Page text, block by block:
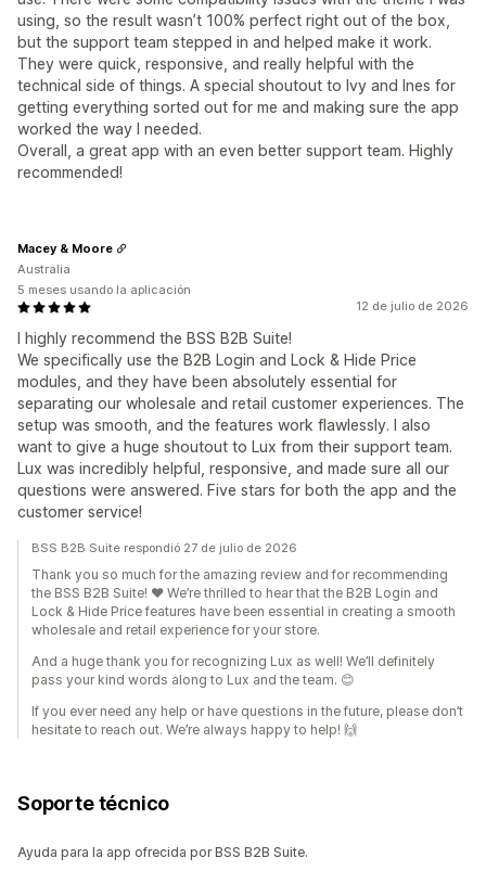
using, so the result wasn’t 100% perfect right out of the box,
but the support team stepped in and helped make it work.
They were quick, responsive, and really helpful with the
technical side of things. A special shoutout to Ivy and Ines for
getting everything sorted out for me and making sure the app
worked the way I needed.
Overall, a great app with an even better support team. Highly
recommended!
12 de julio de 2026
I highly recommend the BSS B2B Suite!
We specifically use the B2B Login and Lock & Hide Price
modules, and they have been absolutely essential for
separating our wholesale and retail customer experiences. The
setup was smooth, and the features work flawlessly. I also
want to give a huge shoutout to Lux from their support team.
Lux was incredibly helpful, responsive, and made sure all our
questions were answered. Five stars for both the app and the
customer service!
Macey & Moore
Australia
5 meses usando la aplicación
BSS B2B Suite respondió 27 de julio de 2026
Thank you so much for the amazing review and for recommending
the BSS B2B Suite! ❤️ We’re thrilled to hear that the B2B Login and
Lock & Hide Price features have been essential in creating a smooth
wholesale and retail experience for your store.
And a huge thank you for recognizing Lux as well! We’ll definitely
pass your kind words along to Lux and the team. 😊
If you ever need any help or have questions in the future, please don’t
hesitate to reach out. We’re always happy to help! 🙌
Soporte técnico
Ayuda para la app ofrecida por BSS B2B Suite.